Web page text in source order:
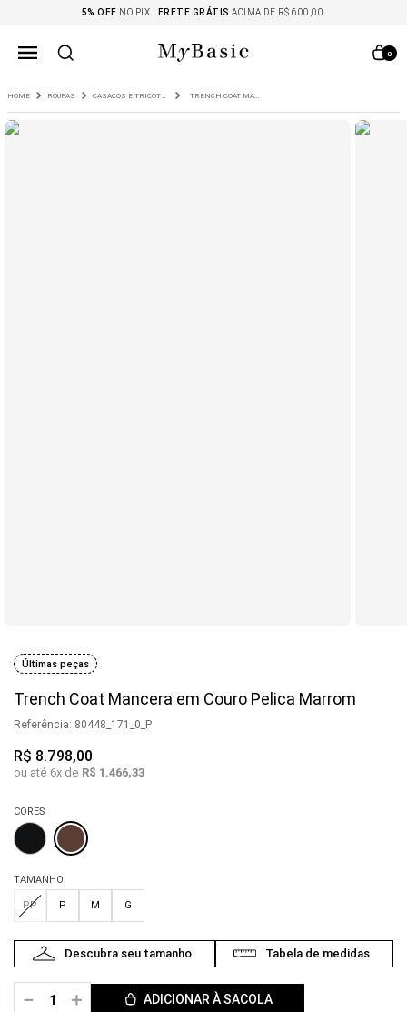
5% OFF NO PIX | FRETE GRÁTIS ACIMA DE R$ 600,00.
0
ROUPAS CASACOS E TRICOTS TRENCH COAT MANCERA EM COURO PELICA MARROM
Últimas peças
Trench Coat Mancera em Couro Pelica Marrom
Referência: 80448_171_0_P
R$ 8.798,00
ou até 6x de R$ 1.466,33
CORES
TAMANHO
PP P M G
＋
－ ADICIONAR À SACOLA